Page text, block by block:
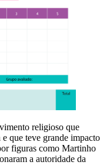
religioso que
que teve grande impacto
figuras como Martinho
a autoridade da